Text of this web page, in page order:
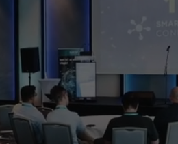
Rólunk
Partnereink